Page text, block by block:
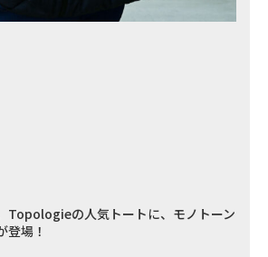
Topologieの人気トートに、モノトーン
登場！